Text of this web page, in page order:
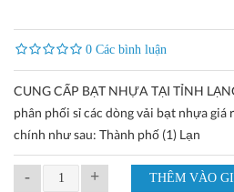
0 Các bình luận
CUNG CẤP BẠT NHỰA TẠI TỈNH
phân phối sỉ các dòng vải bạt nhựa
chính như sau: Thành phố (1) Lạn
- +